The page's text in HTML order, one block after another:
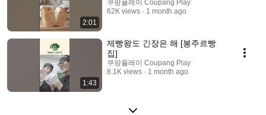
2:01
쿠팡플레이 Coupang Play
62K views
1 month ago
1:43
제빵왕도 긴장은 해 [봉주르빵
집]
쿠팡플레이 Coupang Play
8.1K views
1 month ago